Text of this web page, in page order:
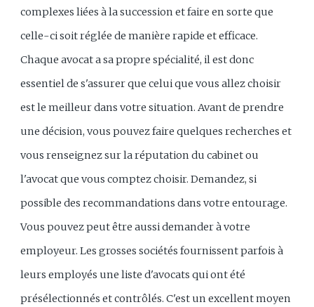
complexes liées à la succession et faire en sorte que
celle-ci soit réglée de manière rapide et efficace.
Chaque avocat a sa propre spécialité, il est donc
essentiel de s'assurer que celui que vous allez choisir
est le meilleur dans votre situation. Avant de prendre
une décision, vous pouvez faire quelques recherches et
vous renseignez sur la réputation du cabinet ou
l'avocat que vous comptez choisir. Demandez, si
possible des recommandations dans votre entourage.
Vous pouvez peut être aussi demander à votre
employeur. Les grosses sociétés fournissent parfois à
leurs employés une liste d'avocats qui ont été
présélectionnés et contrôlés. C'est un excellent moyen